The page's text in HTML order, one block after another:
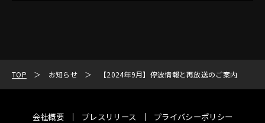
TOP お知らせ 【2024年9月】停波情報と再放送のご案内
会社概要 プレスリリース
プライバシーポリシー